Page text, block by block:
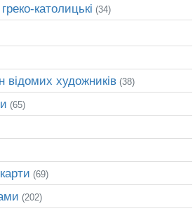
католицькі (34)
відомих художників (38)
(65)
(69)
(202)